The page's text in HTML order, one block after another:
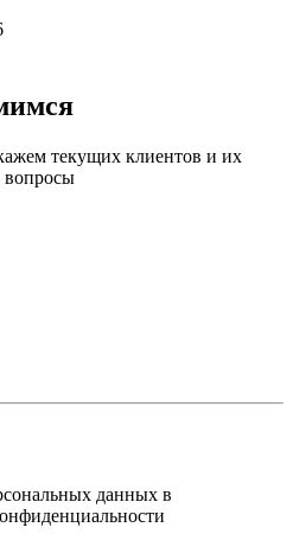
текущих клиентов и их
вопросы
данных в